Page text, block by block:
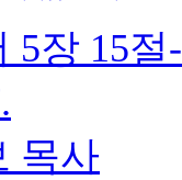
5장 15절
목사